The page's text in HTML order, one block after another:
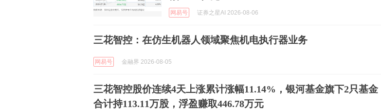
网易号 证券之星AI 2026-08-06
三花智控：在仿生机器人领域聚焦机电执行器业务
网易号 金融界 2026-08-05
三花智控股价连续4天上涨累计涨幅11.14%，银河基金旗下2只基金
合计持113.11万股，浮盈赚取446.78万元